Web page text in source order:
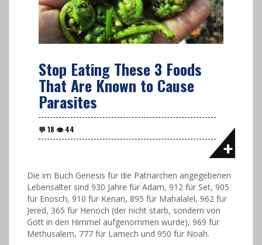
Stop Eating These 3 Foods
That Are Known to Cause
Parasites
Die im Buch Genesis für die Patriarchen angegebenen
Lebensalter sind 930 Jahre für Adam, 912 für Set, 905
für Enosch, 910 für Kenan, 895 für Mahalalel, 962 für
Jered, 365 für Henoch (der nicht starb, sondern von
Gott in den Himmel aufgenommen wurde), 969 für
Methusalem, 777 für Lamech und 950 für Noah.